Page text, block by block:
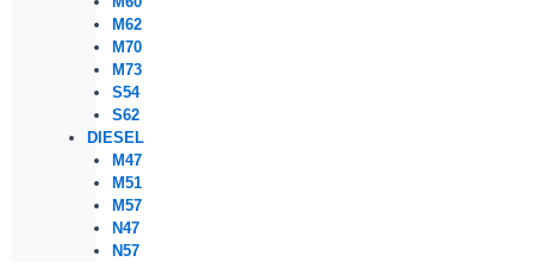
M62
M70
M73
S54
S62
DIESEL
M47
M51
M57
N47
N57